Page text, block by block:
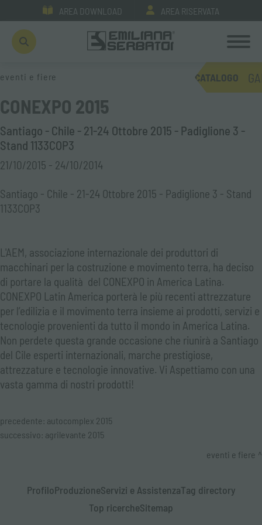
AREA DOWNLOAD AREA RISERVATA
CATALOGO
eventi e fiere
CONEXPO 2015
Santiago - Chile - 21-24 Ottobre 2015 - Padiglione 3 -
Stand 1133COP3
21/10/2015 - 24/10/2014
Santiago - Chile - 21-24 Ottobre 2015 - Padiglione 3 - Stand
1133COP3
L'AEM, associazione internazionale dei produttori di
macchinari per la costruzione e movimento terra, ha deciso
di portare la qualità del CONEXPO in America Latina.
CONEXPO Latin America porterà le più recenti attrezzature
per l’edilizia e il movimento terra insieme ai prodotti, servizi e
tecnologie provenienti da tutto il mondo in America Latina.
Non perdete questa grande occasione che riunirà a Santiago
del Cile esperti internazionali, marche prestigiose,
attrezzature e tecnologie innovative. Vi Aspettiamo con una
vasta gamma di nostri prodotti!
precedente: autocomplex 2015
successivo: agrilevante 2015
eventi e fiere
ProfiloProduzioneServizi e AssistenzaTag directory
Top ricercheSitemap